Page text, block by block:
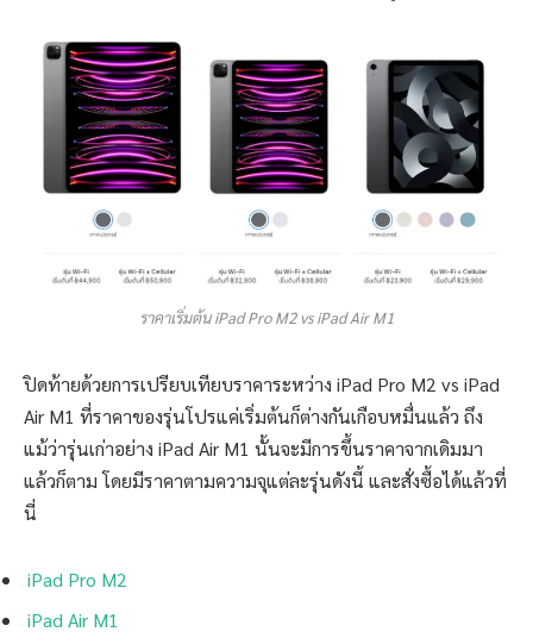
ราคาเริ่มต้น iPad Pro M2 vs iPad Air M1
ปิดท้ายด้วยการเปรียบเทียบราคาระหว่าง iPad Pro M2 vs iPad
Air M1 ที่ราคาของรุ่นโปรแค่เริ่มต้นก็ต่างกันเกือบหมื่นแล้ว ถึง
แม้ว่ารุ่นเก่าอย่าง iPad Air M1 นั้นจะมีการขึ้นราคาจากเดิมมา
แล้วก็ตาม โดยมีราคาตามความจุแต่ละรุ่นดังนี้ และสั่งซื้อได้แล้วที่
นี่
iPad Pro M2
iPad Air M1